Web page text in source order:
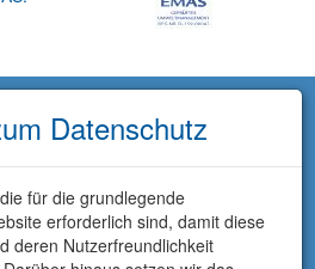
Datenschutz
für die grundlegende
erforderlich sind, damit diese
deren Nutzerfreundlichkeit